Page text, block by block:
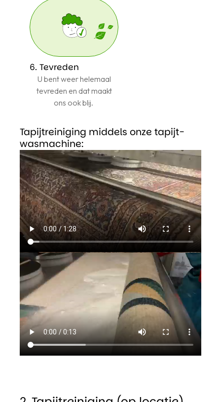
6. Tevreden
U bent weer helemaal
tevreden en dat maakt
ons ook blij.
Tapijtreiniging middels onze tapijt-
wasmachine: